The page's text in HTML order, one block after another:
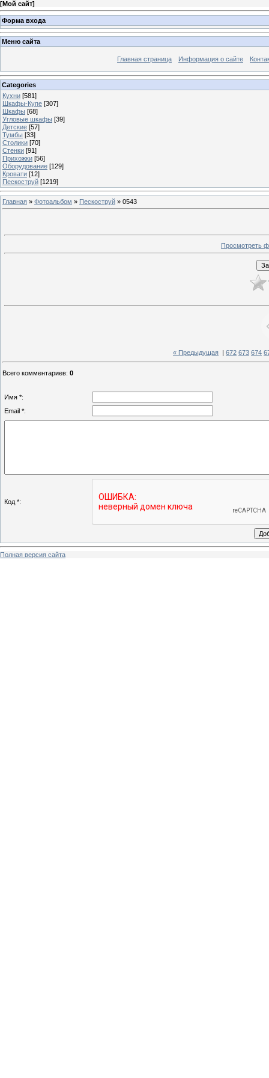
[Мой сайт]
Форма входа
Меню сайта
Главная страница Информация о сайте
Categories
Кухни [581]
Шкафы-Купе [307]
Шкафы [68]
Угловые шкафы [39]
Детские [57]
Тумбы [33]
Столики [70]
Стенки [91]
Прихожки [56]
Оборудование [129]
Кровати [12]
Пескоструй [1219]
Главная » Фотоальбом » Пескоструй » 0543
Просмотреть
« Предыдущая 672 673 674
Всего комментариев: 0
Имя *:
Email *:
Код *:
Полная версия сайта